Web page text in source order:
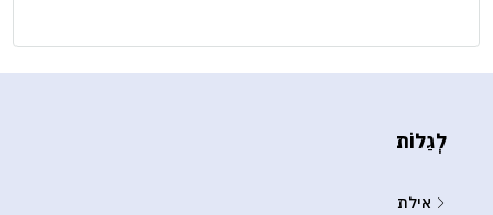
לְגַלוֹת
אילת